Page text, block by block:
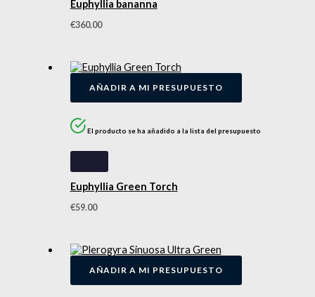
Euphyllia bananna
€360.00
AÑADIR A MI PRESUPUESTO
El producto se ha añadido a la lista del presupuesto
Euphyllia Green Torch
€59.00
AÑADIR A MI PRESUPUESTO